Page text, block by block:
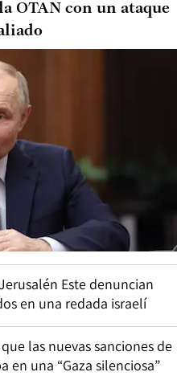
OTAN con un ataque
Este denuncian
en una redada israelí
las nuevas sanciones de
en una “Gaza silenciosa”